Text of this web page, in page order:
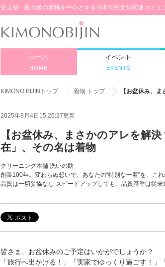
史上初・最大級の着物を中心とする日本伝統文化関連コミ
ホーム
HOME
イベント
EVENTS
KIMONO BIJINトップ 着物 トップ 【お盆休み、
2025年8月4日15:26:27更新
【お盆休み、まさかのアレを解
在」、その名は着物
クリーニング本舗 洗いの助
創業100年。変わらぬ想いで、あなたの“特別な一着”を、こ
品質は一切妥協なし スピードアップしても、品質基準は従来
皆さま、お盆休みのご予定はいかがでしょうか？
「旅行へ出かける！」「実家でゆっくり過ごす！